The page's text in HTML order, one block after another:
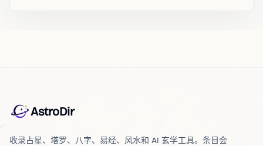
AstroDir
收录占星、塔罗、八字、易经、风水和 AI 玄学工具。条目会